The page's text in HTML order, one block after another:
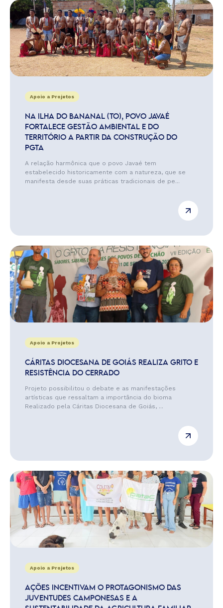
Apoio a Projetos
NA ILHA DO BANANAL (TO), POVO JAVAÉ
FORTALECE GESTÃO AMBIENTAL E DO
TERRITÓRIO A PARTIR DA CONSTRUÇÃO DO
PGTA
A relação harmônica que o povo Javaé tem
estabelecido historicamente com a natureza, que se
manifesta desde suas práticas tradicionais de pe...
Apoio a Projetos
CÁRITAS DIOCESANA DE GOIÁS REALIZA GRITO E
RESISTÊNCIA DO CERRADO
Projeto possibilitou o debate e as manifestações
artísticas que ressaltam a importância do bioma
Realizado pela Cáritas Diocesana de Goiás, ...
Apoio a Projetos
AÇÕES INCENTIVAM O PROTAGONISMO DAS
JUVENTUDES CAMPONESAS E A